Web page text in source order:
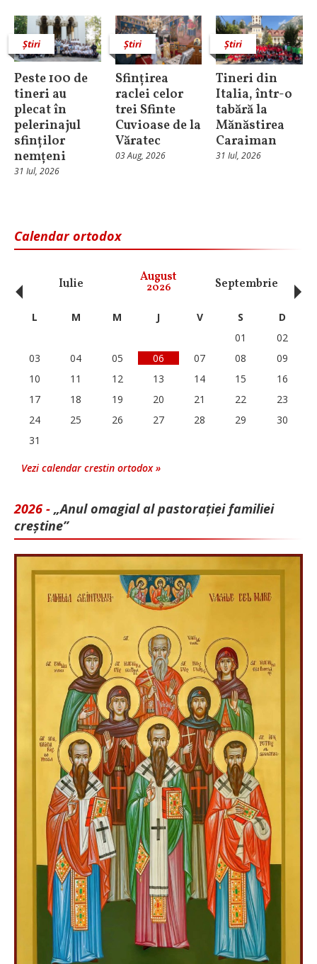
Știri
Peste 100 de
tineri au
plecat în
pelerinajul
sfinților
nemțeni
31 Iul, 2026
Știri
Sfințirea
raclei celor
trei Sfinte
Cuvioase de la
Văratec
03 Aug, 2026
Știri
Tineri din
Italia, într-o
tabără la
Mănăstirea
Caraiman
31 Iul, 2026
Calendar ortodox
Iulie August
2026 Septembrie
‹ L M M J V S
D
01
02
03
04 05 06 07 08
09
10
11 12 13 14 15
16
17
18 19 20 21 22
23
24
25 26 27 28 29
30
31
Vezi calendar crestin ortodox »
2026 - „Anul omagial al pastorației familiei
creștine”